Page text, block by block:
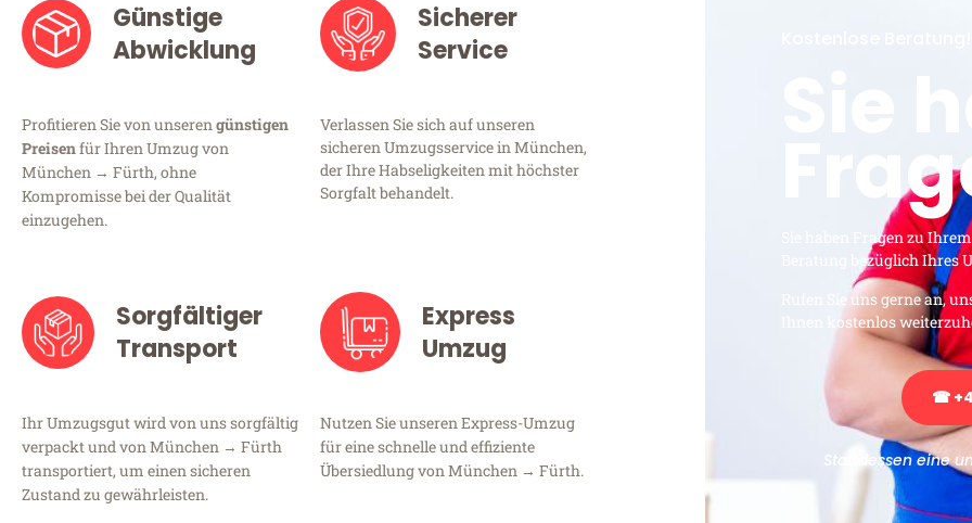
Günstige
Abwicklung
Profitieren Sie von unserengünstigen
Preisenfür Ihren Umzug von
München → Fürth, ohne
Kompromisse bei der Qualität
einzugehen.
Sicherer
Service
Verlassen Sie sich auf unseren
sicheren Umzugsservice in München,
der Ihre Habseligkeiten mit höchster
Sorgfalt behandelt.
Sorgfältiger
Transport
Ihr Umzugsgut wird von uns sorgfältig
verpackt und von München → Fürth
transportiert, um einen sicheren
Zustand zu gewährleisten.
Express
Umzug
Nutzen Sie unseren Express-Umzug
für eine schnelle und effiziente
Übersiedlung von München → Fürth.
Sie
Sie haben Fragen zu
Beratung bezüglich Ihres
Rufen Sie uns gerne an,
Ihnen kostenlos
☎
Stattdessen eine